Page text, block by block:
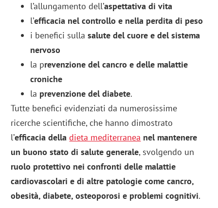
l’allungamento dell’aspettativa di vita
l’efficacia nel controllo e nella perdita di peso
i benefici sullasalute del cuore e del sistema
nervoso
la prevenzione del cancro e delle malattie
croniche
la prevenzione del diabete.
Tutte benefici evidenziati da numerosissime
ricerche scientifiche, che hanno dimostrato
l’efficacia delladieta mediterranea nel mantenere
un buono stato di salute generale, svolgendo un
ruolo protettivo nei confronti delle malattie
cardiovascolari e di altre patologie come cancro,
obesità, diabete, osteoporosi e problemi cognitivi.